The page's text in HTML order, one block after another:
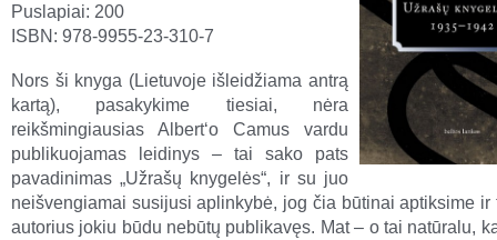
Puslapiai: 200
ISBN: 978-9955-23-310-7
Nors ši knyga (Lietuvoje išleidžiama antrą
kartą), pasakykime tiesiai, nėra
reikšmingiausias Albert‘o Camus vardu
publikuojamas leidinys – tai sako pats
pavadinimas „Užrašų knygelės“, ir su juo
neišvengiamai susijusi aplinkybė, jog čia būtinai aptiksime ir
autorius jokiu būdu nebūtų publikavęs. Mat – o tai natūralu,